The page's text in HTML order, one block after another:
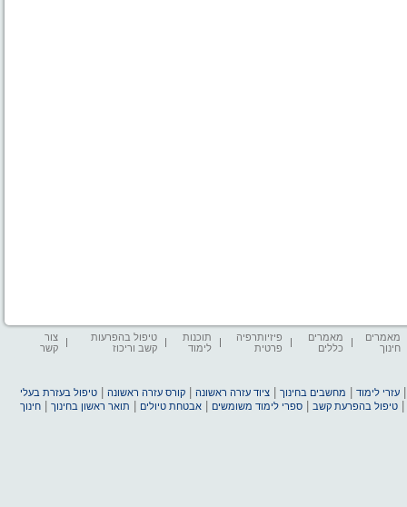
מאמרים
חינוך
מאמרים
כללים
פיזיותרפיה
פרטית
תוכנות
לימוד
טיפול בהפרעות
קשב וריכוז
צור
קשר
עזרי לימוד מחשבים בחינוך |ציוד עזרה ראשונה |קורס עזרה ראשונה |טיפול בעזרת בעלי
|טיפול בהפרעת קשב |ספרי לימוד משומשים |אבטחת טיולים תואר ראשון בחינוך |חינוך